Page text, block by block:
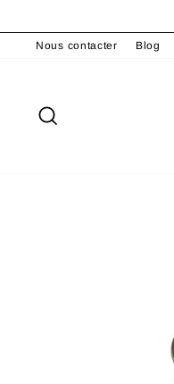
contenuNous contacter Blog